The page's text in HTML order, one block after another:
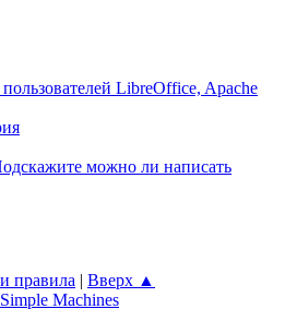
LibreOffice, Apache
можно ли написать
правила | Вверх ▲
Simple Machines